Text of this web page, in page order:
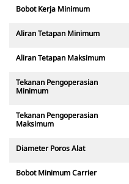
Bobot Kerja Minimum
Aliran Tetapan Minimum
Aliran Tetapan Maksimum
Tekanan Pengoperasian
Minimum
Tekanan Pengoperasian
Maksimum
Diameter Poros Alat
Bobot Minimum Carrier